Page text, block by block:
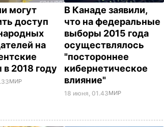
могут
доступ
на
2018 году
МИР
В Канаде заявили,
что на федеральные
выборы 2015 года
осуществлялось
"постороннее
кибернетическое
влияние"
18 июня, 01.43МИР